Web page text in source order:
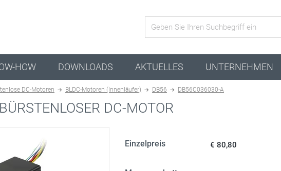
HOW DOWNLOADS AKTUELLES UNTERNEHMEN
DC-Motoren BLDC-Motoren (Innenläufer) DB56 DB56C036030-A
BÜRSTENLOSER DC-MOTOR
Einzelpreis € 80,80